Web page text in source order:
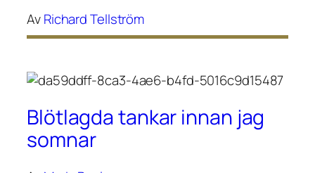
AvRichard Tellström
Blötlagda tankar innan jag
somnar